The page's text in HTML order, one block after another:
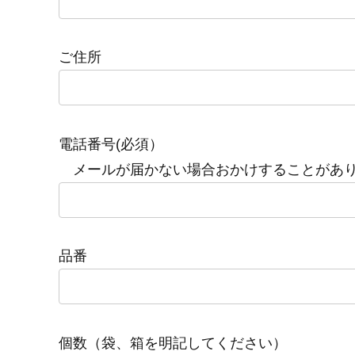
ご住所
電話番号(必須）
メールが届かない場合おかけすることがあ
品番
個数（袋、箱を明記してください）